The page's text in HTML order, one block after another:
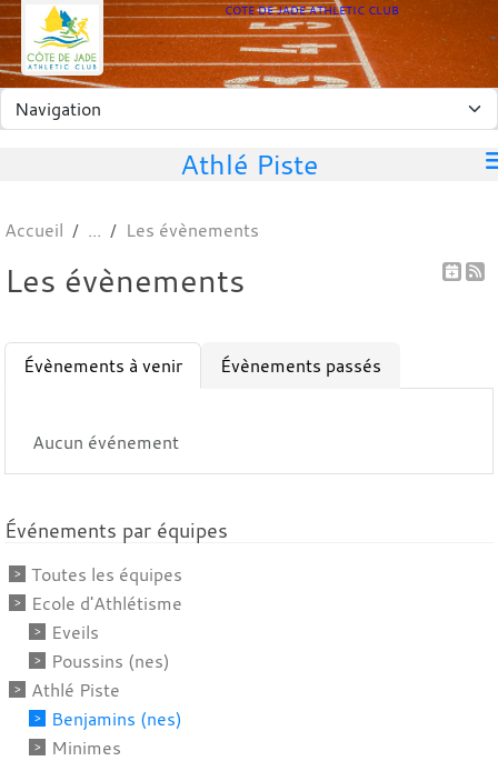
COTE DE JADE ATHLETIC CLUB
Athlé Piste
Accueil Les évènements
Les évènements
Évènements à venir Évènements passés
Aucun événement
Événements par équipes
Toutes les équipes
Ecole d'Athlétisme
Eveils
Poussins (nes)
Athlé Piste
Benjamins (nes)
Minimes
Panneau de gestion des cookies